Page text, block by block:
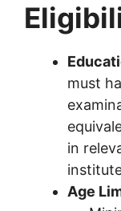
must
in
Age